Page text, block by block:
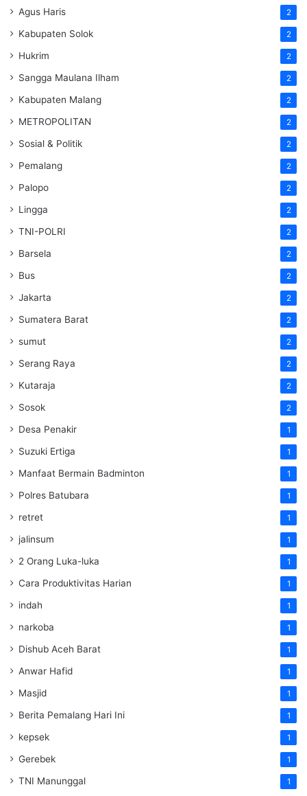
Agus Haris 2
Kabupaten Solok 2
Hukrim 2
Sangga Maulana Ilham 2
Kabupaten Malang 2
METROPOLITAN 2
Sosial & Politik 2
Pemalang 2
Palopo 2
Lingga 2
TNI-POLRI 2
Barsela 2
Bus 2
Jakarta 2
Sumatera Barat 2
sumut 2
Serang Raya 2
Kutaraja 2
Sosok 2
Desa Penakir 1
Suzuki Ertiga 1
Manfaat Bermain Badminton 1
Polres Batubara 1
retret 1
jalinsum 1
2 Orang Luka-luka 1
Cara Produktivitas Harian 1
indah 1
narkoba 1
Dishub Aceh Barat 1
Anwar Hafid 1
Masjid 1
Berita Pemalang Hari Ini 1
kepsek 1
Gerebek 1
TNI Manunggal 1